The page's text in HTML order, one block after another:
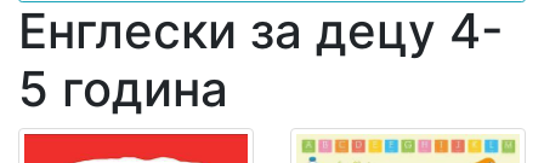
Енглески за децу 4-
5 година